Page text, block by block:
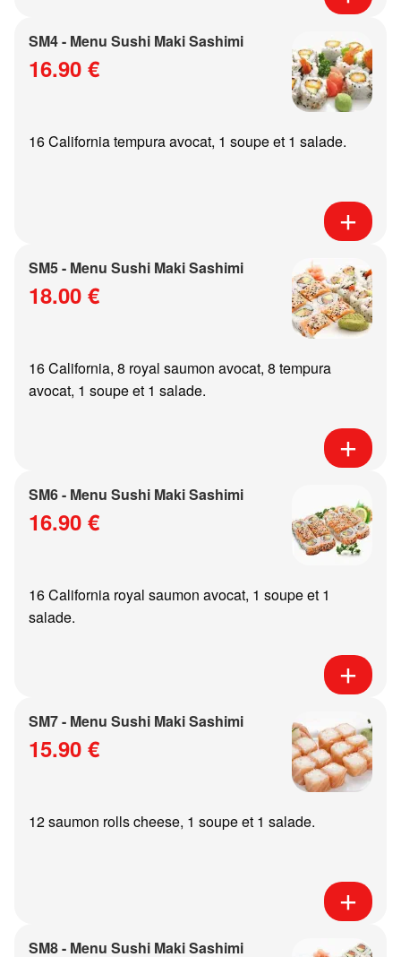
SM4 - Menu Sushi Maki Sashimi
16.90 €
16 California tempura avocat, 1 soupe et 1 salade.
SM5 - Menu Sushi Maki Sashimi
18.00 €
16 California, 8 royal saumon avocat, 8 tempura
avocat, 1 soupe et 1 salade.
SM6 - Menu Sushi Maki Sashimi
16.90 €
16 California royal saumon avocat, 1 soupe et 1
salade.
SM7 - Menu Sushi Maki Sashimi
15.90 €
12 saumon rolls cheese, 1 soupe et 1 salade.
SM8 - Menu Sushi Maki Sashimi